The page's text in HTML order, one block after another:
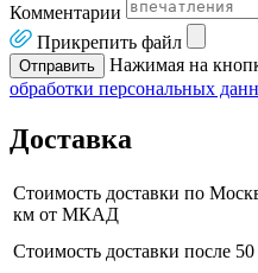
Комментарии
Прикрепить файл
Отправить Нажимая на
обработки персональных
Доставка
Стоимость доставки по
км от МКАД
Стоимость доставки после